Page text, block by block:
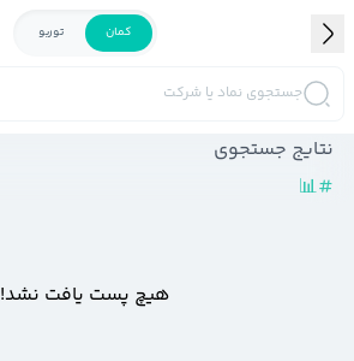
کمان توربو
جستجوی نماد یا شرکت
نتایج جستجوی
#
📊
هیچ پست یافت نشد!